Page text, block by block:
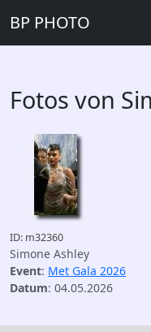
BP PHOTO
Fotos von
ID: m32360
Simone Ashley
Event: Met Gala 2026
Datum: 04.05.2026